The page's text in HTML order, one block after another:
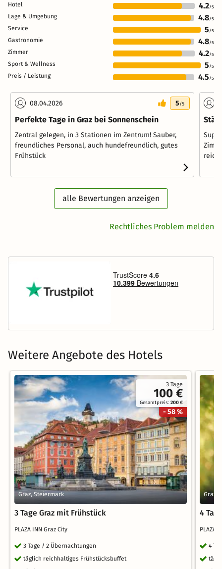
Hotel 4.2/5
Lage & Umgebung 4.8/5
Service 5 /5
Gastronomie 4.8/5
Zimmer 4.2/5
Sport & Wellness 5 /5
Preis / Leistung 4.5 /5
08.04.2026 5/5
Perfekte Tage in Graz bei Sonnenschein
Zentral gelegen, in 3 Stationen im Zentrum! Sauber,
freundliches Personal, auch hundefreundlich, gutes
Frühstück
alle Bewertungen anzeigen
Rechtliches Problem melden
Weitere Angebote des Hotels
3 Tage
100 €
Gesamtpreis:200 €
- 58 %
Graz, Steiermark
3 Tage Graz mit Frühstück
PLAZA INN Graz City
3 Tage / 2 Übernachtungen
täglich reichhaltiges Frühstücksbuffet
Graz,
4
PLAZA
4